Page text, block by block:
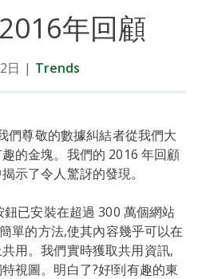
年回顧
日 | Trends
們尊敬的數據糾結者從我們大
的金塊。我們的 2016 年回顧
示了令人驚訝的發現。
鈕已安裝在超過 300 萬個網站
單的方法,使其內容幾乎可以在
用。我們實時獲取共用資訊,
視圖。明白了?好!到有趣的東